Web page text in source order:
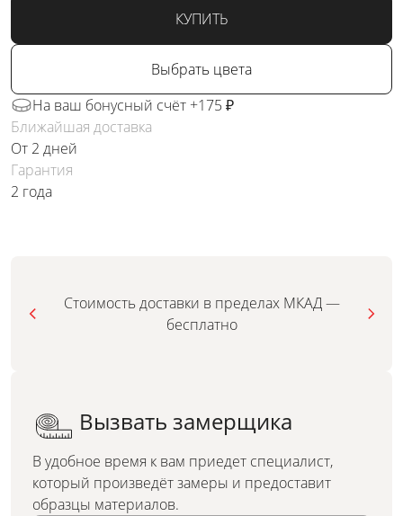
КУПИТЬ
Выбрать цвета
На ваш бонусный счёт +175 ₽
Ближайшая доставка
От 2 дней
Гарантия
2 года
Стоимость доставки в пределах МКАД —
бесплатно
Вызвать замерщика
В удобное время к вам приедет специалист,
который произведёт замеры и предоставит
образцы материалов.